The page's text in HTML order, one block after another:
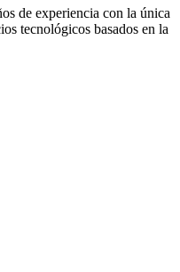
de experiencia con la única
tecnológicos basados en la